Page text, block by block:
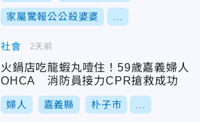
家屬驚報公公殺婆婆
社會
火鍋店吃龍蝦丸噎住！59歲嘉義婦人
OHCA 消防員接力CPR搶救成功
婦人 嘉義縣 朴子市
2天前